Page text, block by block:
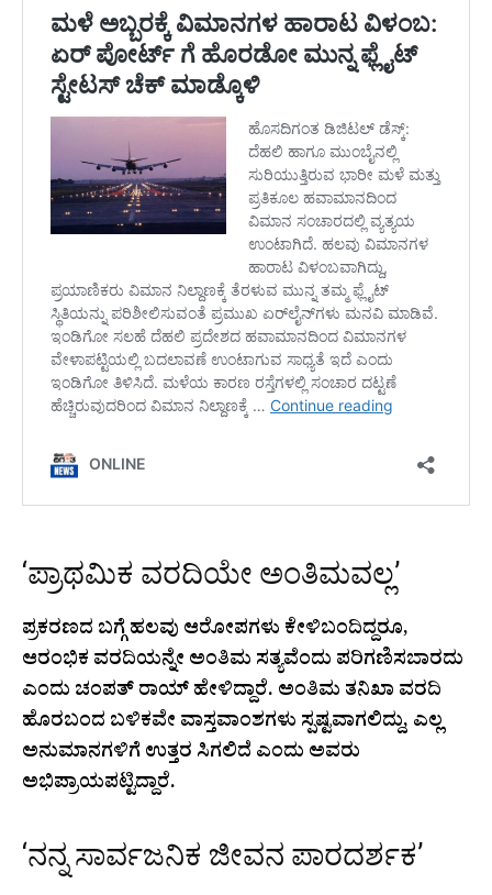
‘ಪ್ರಾಥಮಿಕ ವರದಿಯೇ ಅಂತಿಮವಲ್ಲ’
ಪ್ರಕರಣದ ಬಗ್ಗೆ ಹಲವು ಆರೋಪಗಳು ಕೇಳಿಬಂದಿದ್ದರೂ,
ಆರಂಭಿಕ ವರದಿಯನ್ನೇ ಅಂತಿಮ ಸತ್ಯವೆಂದು ಪರಿಗಣಿಸಬಾರದು
ಎಂದು ಚಂಪತ್ ರಾಯ್ ಹೇಳಿದ್ದಾರೆ. ಅಂತಿಮ ತನಿಖಾ ವರದಿ
ಹೊರಬಂದ ಬಳಿಕವೇ ವಾಸ್ತವಾಂಶಗಳು ಸ್ಪಷ್ಟವಾಗಲಿದ್ದು, ಎಲ್ಲ
ಅನುಮಾನಗಳಿಗೆ ಉತ್ತರ ಸಿಗಲಿದೆ ಎಂದು ಅವರು
ಅಭಿಪ್ರಾಯಪಟ್ಟಿದ್ದಾರೆ.
‘ನನ್ನ ಸಾರ್ವಜನಿಕ ಜೀವನ ಪಾರದರ್ಶಕ’